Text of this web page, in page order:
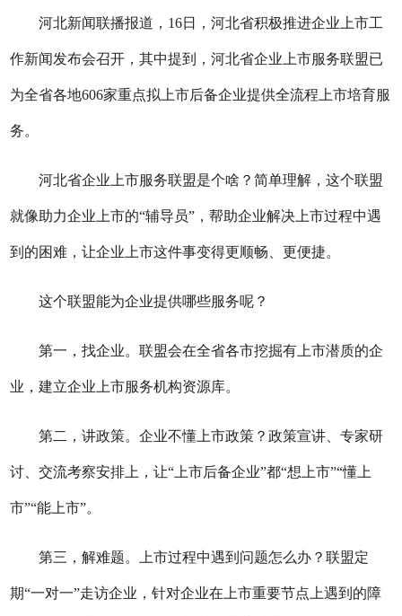
河北新闻联播报道，16日，河北省积极推进企业上市工
作新闻发布会召开，其中提到，河北省企业上市服务联盟已
为全省各地606家重点拟上市后备企业提供全流程上市培育服
务。
河北省企业上市服务联盟是个啥？简单理解，这个联盟
就像助力企业上市的“辅导员”，帮助企业解决上市过程中遇
到的困难，让企业上市这件事变得更顺畅、更便捷。
这个联盟能为企业提供哪些服务呢？
第一，找企业。联盟会在全省各市挖掘有上市潜质的企
业，建立企业上市服务机构资源库。
第二，讲政策。企业不懂上市政策？政策宣讲、专家研
讨、交流考察安排上，让“上市后备企业”都“想上市”“懂上
市”“能上市”。
第三，解难题。上市过程中遇到问题怎么办？联盟定
期“一对一”走访企业，针对企业在上市重要节点上遇到的障